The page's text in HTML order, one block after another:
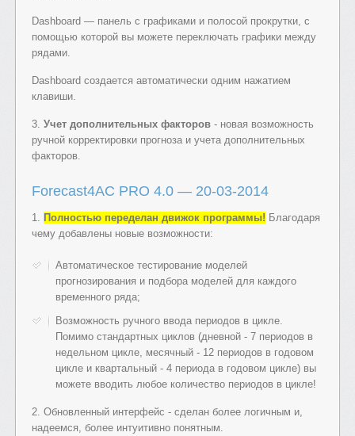
Dashboard — панель с графиками и полосой прокрутки, с
помощью которой вы можете переключать графики между
рядами.
Dashboard создается автоматически одним нажатием
клавиши.
3. Учет дополнительных факторов - новая возможность
ручной корректировки прогноза и учета дополнительных
факторов.
Forecast4AC PRO 4.0 — 20-03-2014
1. Полностью переделан движок программы! Благодаря
чему добавлены новые возможности:
Автоматическое тестирование моделей
прогнозирования и подбора моделей для каждого
временного ряда;
Возможность ручного ввода периодов в цикле.
Помимо стандартных циклов (дневной - 7 периодов в
недельном цикле, месячный - 12 периодов в годовом
цикле и квартальный - 4 периода в годовом цикле) вы
можете вводить любое количество периодов в цикле!
2. Обновленный интерфейс - сделан более логичным и,
надеемся, более интуитивно понятным.